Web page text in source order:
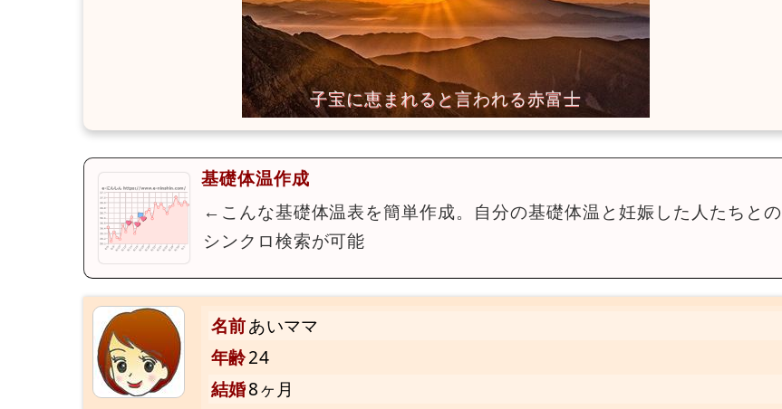
基礎体温作成
←こんな基礎体温表を簡単作成。自分の基礎体温と妊娠した人たちとの
シンクロ検索が可能
名前あいママ
年齢24
結婚8ヶ月